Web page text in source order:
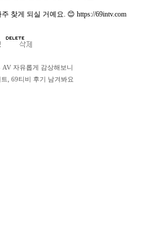
찾게 되실 거예요. 😊 https://69intv.com
자유롭게 감상해보니
, 69티비 후기 남겨봐요